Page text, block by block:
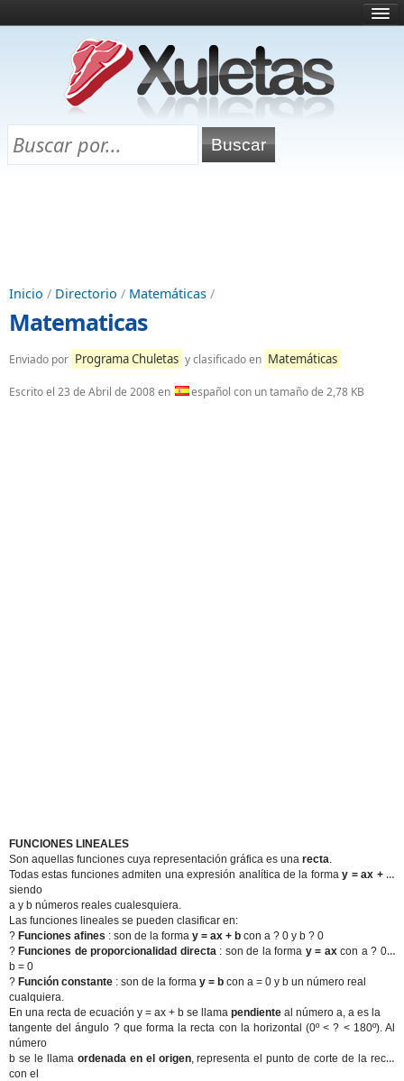
¿Qué es esto?
Directorio
Chuletas para exámenes
Inicio / Directorio / Matemáticas /
Matematicas
Enviado por Programa Chuletas y clasificado en Matemáticas
Escrito el 23 de Abril de 2008en español con un tamaño de 2,78 KB
FUNCIONES LINEALES
Son aquellas funciones cuya representación gráfica es una recta.
Todas estas funciones admiten una expresión analítica de la formay = ax + b
,
siendo
a y b números reales cualesquiera.
Las funciones lineales se pueden clasificar en:
? Funciones afines : son de la forma y = ax + b con a ? 0 y b ? 0
? Funciones de proporcionalidad directa : son de la forma y = axcon a ? 0 y
b = 0
? Función constante : son de la forma y = b con a = 0 y b un número real
cualquiera.
En una recta de ecuación y = ax + b se llama pendiente al número a, a es la
tangente del ángulo ? que forma la recta con la horizontal (0º < ? < 180º). Al
número
b se le llama ordenada en el origen, representa el punto de corte de la recta
con el